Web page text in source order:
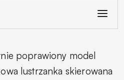
poprawiony model
lustrzanka skierowana